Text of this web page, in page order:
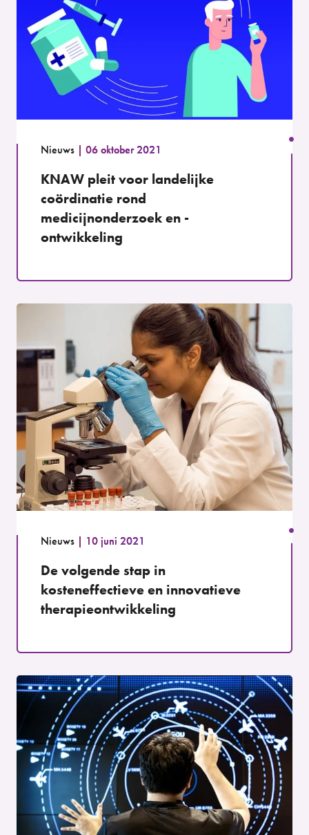
Nieuws 06 oktober 2021
KNAW pleit voor landelijke
coördinatie rond
medicijnonderzoek en -
ontwikkeling
Nieuws 10 juni 2021
De volgende stap in
kosteneffectieve en innovatieve
therapieontwikkeling